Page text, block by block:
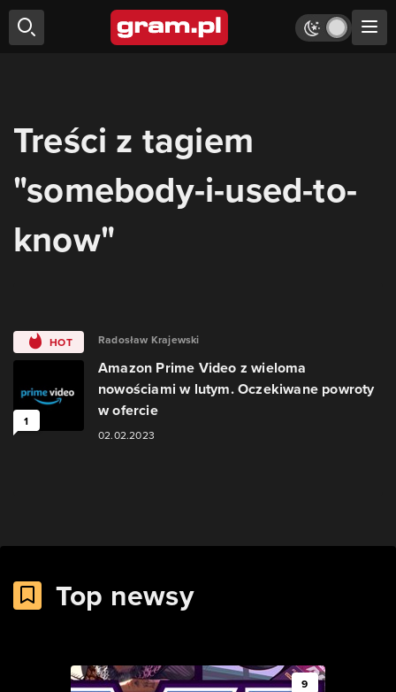
Treści z tagiem
"somebody-i-used-to-
know"
HOT
1
Radosław Krajewski
Amazon Prime Video z wieloma
nowościami w lutym. Oczekiwane powroty
w ofercie
02.02.2023
Top newsy
9